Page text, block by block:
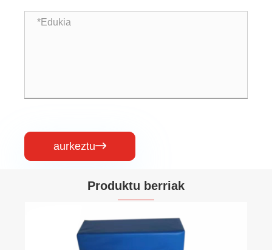
aurkeztu
Produktu berriak
Hiru urratseko eskailera